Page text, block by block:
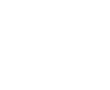
FROM
LEFT
INNER